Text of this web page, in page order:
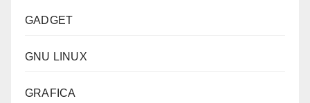
GADGET
GNU LINUX
GRAFICA